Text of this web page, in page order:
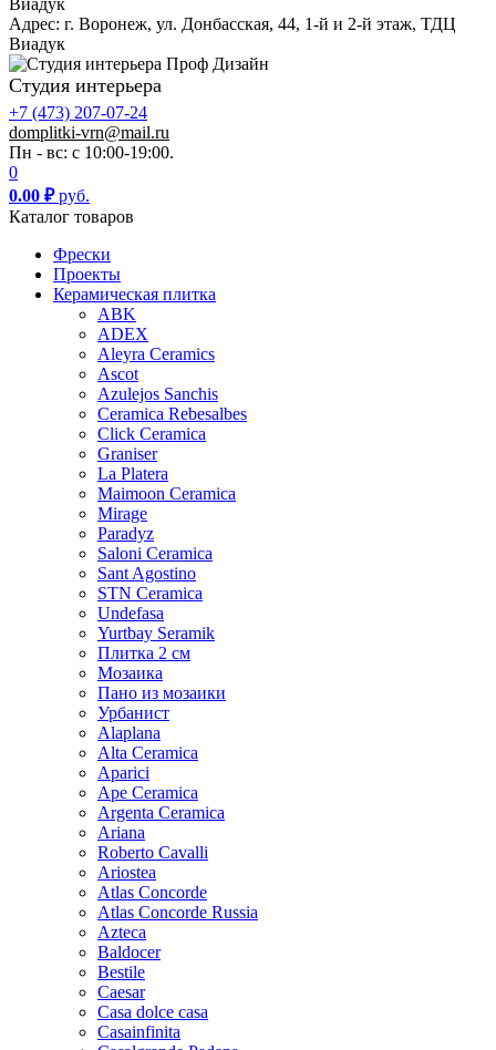
Виадук
Адрес: г. Воронеж, ул. Донбасская, 44, 1-й и 2-й этаж, ТДЦ
Виадук
Студия интерьера
+7 (473) 207-07-24
domplitki-vrn@mail.ru
Пн - вс: с 10:00-19:00.
0
0.00 ₽руб.
Каталог товаров
Фрески
Проекты
Керамическая плитка
ABK
ADEX
Aleyra Ceramics
Ascot
Azulejos Sanchis
Ceramica Rebesalbes
Click Ceramica
Graniser
La Platera
Maimoon Ceramica
Mirage
Paradyz
Saloni Ceramica
Sant Agostino
STN Ceramica
Undefasa
Yurtbay Seramik
Плитка 2 см
Мозаика
Пано из мозаики
Урбанист
Alaplana
Alta Ceramica
Aparici
Ape Ceramica
Argenta Ceramica
Ariana
Roberto Cavalli
Ariostea
Atlas Concorde
Atlas Concorde Russia
Azteca
Baldocer
Bestile
Caesar
Casa dolce casa
Casainfinita